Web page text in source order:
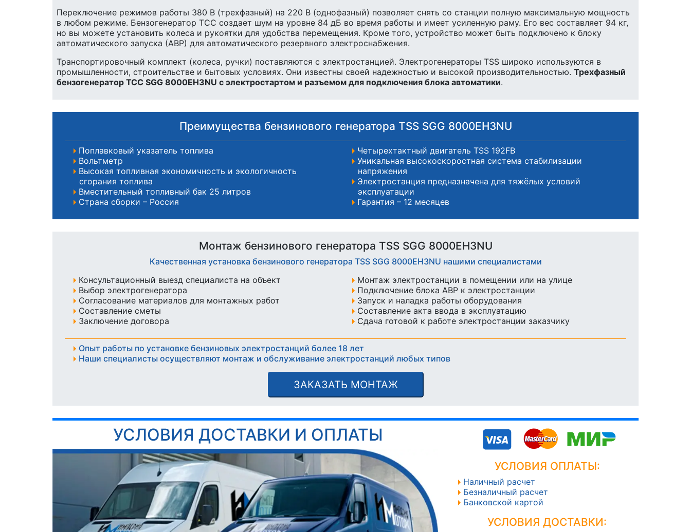
Переключение режимов работы 380 В (трехфазный) на 220 В (однофазный) позволяет снять со станции полную максимальную мощность
в любом режиме. Бензогенератор ТСС создает шум на уровне 84 дБ во время работы и имеет усиленную раму. Его вес составляет 94 кг,
но вы можете установить колеса и рукоятки для удобства перемещения. Кроме того, устройство может быть подключено к блоку
автоматического запуска (АВР) для автоматического резервного электроснабжения.
Транспортировочный комплект (колеса, ручки) поставляются с электростанцией. Электрогенераторы TSS широко используются в
промышленности, строительстве и бытовых условиях. Они известны своей надежностью и высокой производительностью. Трехфазный
бензогенератор ТСС SGG 8000EH3NU с электростартом и разъемом для подключения блока автоматики.
Преимущества бензинового генератора TSS SGG 8000EH3NU
Поплавковый указатель топлива
Вольтметр
Высокая топливная экономичность и экологичность
сгорания топлива
Вместительный топливный бак 25 литров
Страна сборки – Россия
Четырехтактный двигатель TSS 192FB
Уникальная высокоскоростная система стабилизации
напряжения
Электростанция предназначена для тяжёлых условий
эксплуатации
Гарантия – 12 месяцев
Монтаж бензинового генератора TSS SGG 8000EH3NU
Качественная установка бензинового генератора TSS SGG 8000EH3NU нашими специалистами
Консультационный выезд специалиста на объект
Выбор электрогенератора
Согласование материалов для монтажных работ
Составление сметы
Заключение договора
Монтаж электростанции в помещении или на улице
Подключение блока АВР к электростанции
Запуск и наладка работы оборудования
Составление акта ввода в эксплуатацию
Сдача готовой к работе электростанции заказчику
Опыт работы по установке бензиновых электростанций более 18 лет
Наши специалисты осуществляют монтаж и обслуживание электростанций любых типов
ЗАКАЗАТЬ МОНТАЖ
УСЛОВИЯ ДОСТАВКИ И ОПЛАТЫ
УСЛОВИЯ ОПЛАТЫ:
Наличный расчет
Безналичный расчет
Банковской картой
УСЛОВИЯ ДОСТАВКИ: